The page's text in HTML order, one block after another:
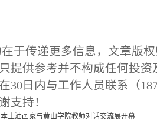
于传递更多信息，文章版
提供参考并不构成任何投
30日内与工作人员联系（
支持！
土油画家与黄山学院教师对话交流展开幕